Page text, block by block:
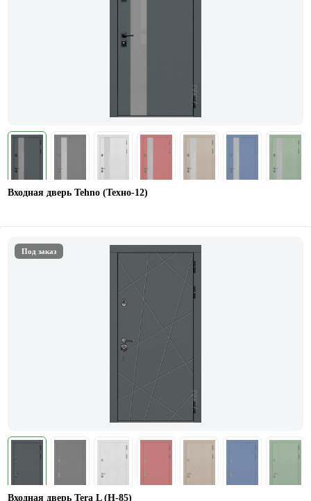
Входная дверь Tehno (Техно-12)
Под заказ
Входная дверь Tera L (H-85)